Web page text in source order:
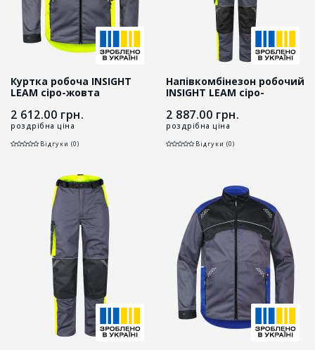
Куртка робоча INSIGHT
LEAM сіро-жовта
2 612.00 грн.
роздрібна ціна
Відгуки (0)
Напівкомбінезон робочий
INSIGHT LEAM сіро-
2 887.00 грн.
роздрібна ціна
Відгуки (0)